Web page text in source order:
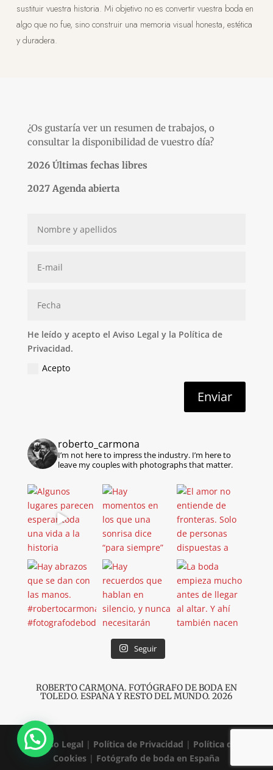
sustituir vuestra historia. Mi objetivo no es convertir vuestra boda en
algo que no fue, sino construir una memoria visual honesta, estética
y duradera.
¿Os gustaría ver un resumen de trabajos, o
consultar la disponibilidad de vuestro día?
2026 Últimas fechas libres
2027 Agenda abierta
He leído y acepto el Aviso Legal y la Política de
Privacidad.
Acepto
Enviar
roberto_carmona
I’m not here to impress the industry.I’m here to
leave my couples with photographs that matter.
Seguir
ROBERTO CARMONA. FOTÓGRAFO DE BODA EN
TOLEDO. ESPAÑA Y RESTO DEL MUNDO. 2026
Aviso Legal | Política de Privacidad | Política de
Cookies | Fotógrafo de boda en España
¡Hola!